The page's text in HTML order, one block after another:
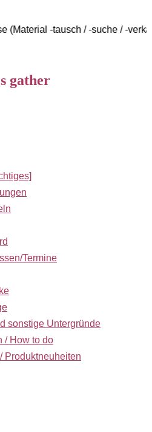
-tausch / -suche / -verkauf)
gather
Termine
sonstige Untergründe
/ How to do
Produktneuheiten